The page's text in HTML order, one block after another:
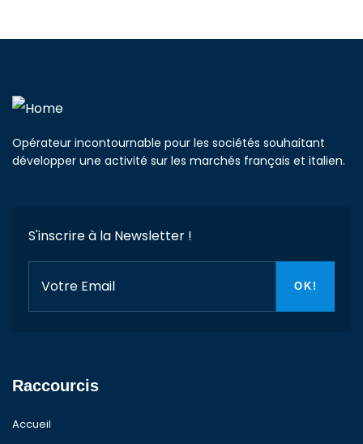
Opérateur incontournable pour les sociétés souhaitant
développer une activité sur les marchés français et italien.
S'inscrire à la Newsletter !
Raccourcis
Accueil